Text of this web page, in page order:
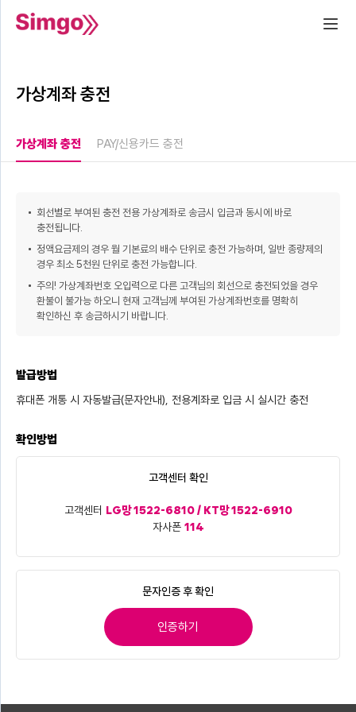
가상계좌 충전
가상계좌 충전 PAY/신용카드 충전
회선별로 부여된 충전 전용 가상계좌로 송금시 입금과 동시에 바로
충전됩니다.
정액요금제의 경우 월 기본료의 배수 단위로 충전 가능하며, 일반 종량제의
경우 최소 5천원 단위로 충전 가능합니다.
주의! 가상계좌번호 오입력으로 다른 고객님의 회선으로 충전되었을 경우
환불이 불가능 하오니 현재 고객님께 부여된 가상계좌번호를 명확히
확인하신 후 송금하시기 바랍니다.
발급방법
휴대폰 개통 시 자동발급(문자안내), 전용계좌로 입금 시 실시간 충전
확인방법
고객센터 확인
고객센터 LG망 1522-6810 / KT망 1522-6910
자사폰 114
문자인증 후 확인
인증하기